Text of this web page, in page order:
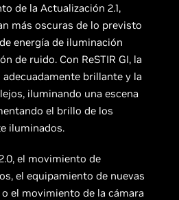
de la Actualización 2.1,
más oscuras de lo previsto
energía de iluminación
de ruido. Con ReSTIR GI, la
brillante y la
iluminando una escena
el brillo de los
iluminados.
el movimiento de
el equipamiento de nuevas
el movimiento de la cámara